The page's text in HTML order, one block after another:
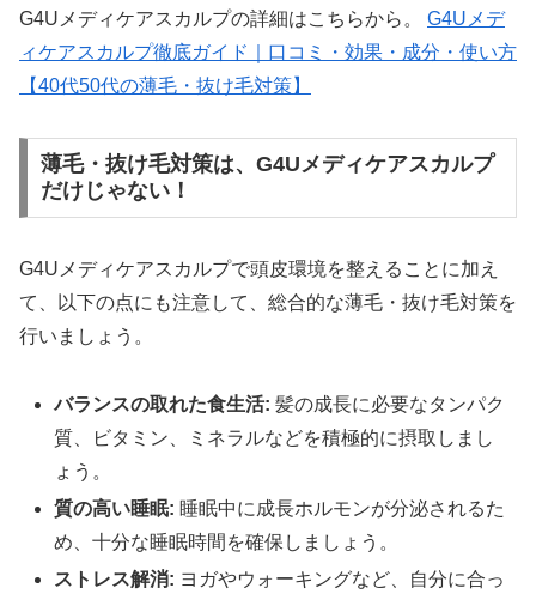
G4Uメディケアスカルプの詳細はこちらから。 G4Uメデ
ィケアスカルプ徹底ガイド｜口コミ・効果・成分・使い方
【40代50代の薄毛・抜け毛対策】
薄毛・抜け毛対策は、G4Uメディケアスカルプ
だけじゃない！
G4Uメディケアスカルプで頭皮環境を整えることに加え
て、以下の点にも注意して、総合的な薄毛・抜け毛対策を
行いましょう。
バランスの取れた食生活: 髪の成長に必要なタンパク
質、ビタミン、ミネラルなどを積極的に摂取しまし
ょう。
質の高い睡眠: 睡眠中に成長ホルモンが分泌されるた
め、十分な睡眠時間を確保しましょう。
ストレス解消: ヨガやウォーキングなど、自分に合っ